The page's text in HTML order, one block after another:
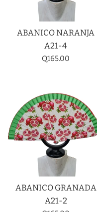
ABANICO NARANJA
A21-4
Precio
Q165.00
ABANICO GRANADA
A21-2